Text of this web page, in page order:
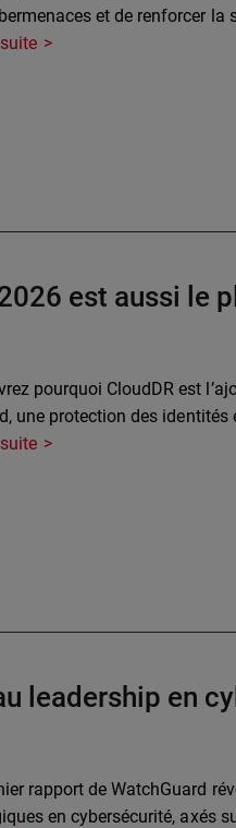
et de renforcer la
est aussi le
pourquoi CloudDR est
une protection des
leadership en
rapport de WatchGuard
en cybersécurité, axés